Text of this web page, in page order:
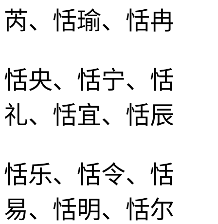
芮、恬瑜、恬冉
恬央、恬宁、恬
礼、恬宜、恬辰
恬乐、恬令、恬
易、恬明、恬尔